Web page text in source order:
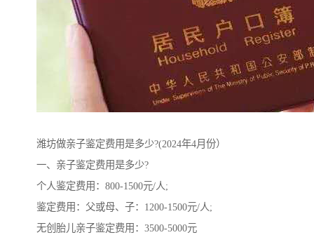
潍坊做亲子鉴定费用是多少?(2024年4月份）
一、亲子鉴定费用是多少?
个人鉴定费用：800-1500元/人;
鉴定费用：父或母、子：1200-1500元/人;
无创胎儿亲子鉴定费用：3500-5000元